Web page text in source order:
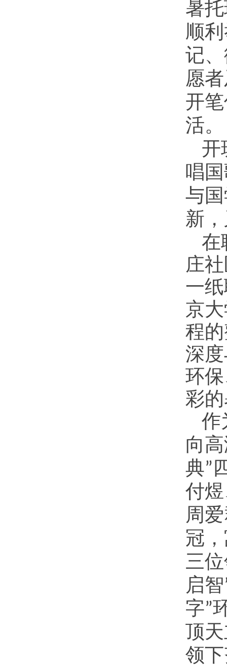
暑
顺
记
愿
开
活。
开
唱
与
新
在
庄
一
京
程
深
环
彩
作
向
典”
付
周
冠
三
启智
字”
顶
领